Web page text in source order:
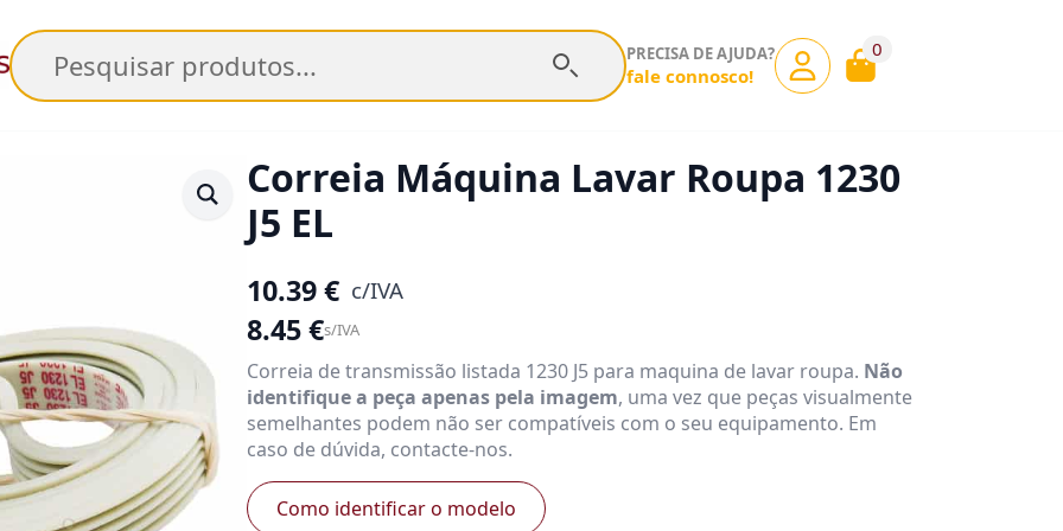
Pesquisar PRECISA DE AJUDA?
fale connosco!
0
Correia Máquina Lavar Roupa 1230
J5 EL
10.39€ c/IVA
8.45€s/IVA
Correia de transmissão listada 1230 J5 para maquina de lavar roupa. Não
identifique a peça apenas pela imagem, uma vez que peças visualmente
semelhantes podem não ser compatíveis com o seu equipamento. Em
caso de dúvida, contacte-nos.
Como identificar o modelo